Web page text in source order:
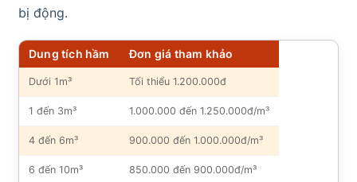
bị động.
Dung tích hầm Đơn giá tham khảo
Dưới 1m³ Tối thiểu 1.200.000đ
1 đến 3m³ 1.000.000 đến 1.250.000đ/m³
4 đến 6m³ 900.000 đến 1.000.000đ/m³
6 đến 10m³ 850.000 đến 900.000đ/m³